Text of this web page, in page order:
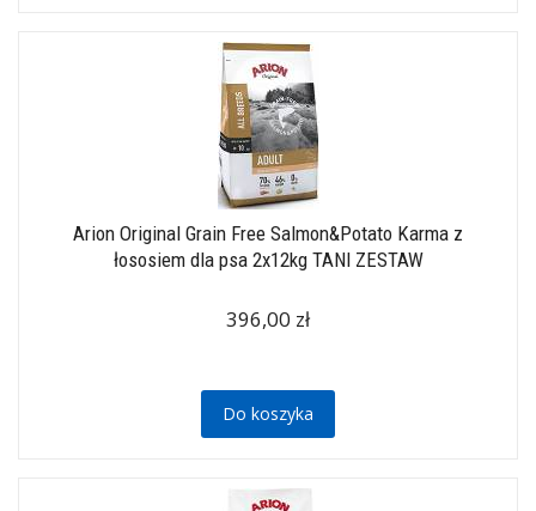
Arion Original Grain Free Salmon&Potato Karma z
łososiem dla psa 2x12kg TANI ZESTAW
396,00 zł
Do koszyka